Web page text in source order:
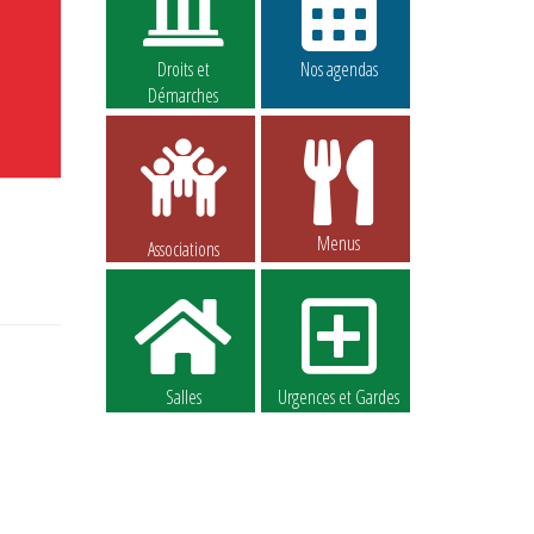
Droits et
Démarches
Nos agendas
Associations Menus
Salles Urgences et Gardes